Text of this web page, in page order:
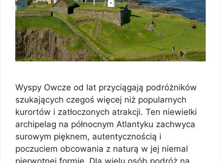
Wyspy Owcze od lat przyciągają podróżników
szukających czegoś więcej niż popularnych
kurortów i zatłoczonych atrakcji. Ten niewielki
archipelag na północnym Atlantyku zachwyca
surowym pięknem, autentycznością i
poczuciem obcowania z naturą w jej niemal
pierwotnej formie. Dla wielu osób podróż na